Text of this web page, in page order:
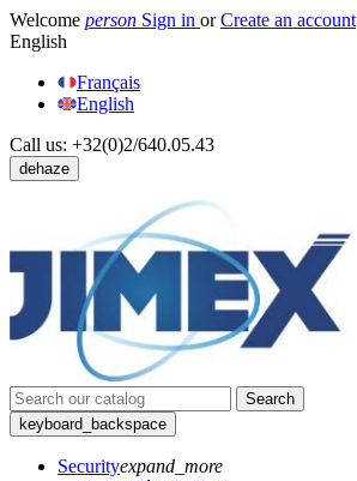
Welcome person Sign in or Create an account
English
Français
English
Call us: +32(0)2/640.05.43
dehaze
Search
keyboard_backspace
Securityexpand_more